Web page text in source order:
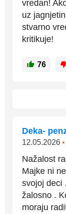
vredan!
uz
stvarno
kritikuje!
76
Deka-
12.05.2026 •
Nažalost
Majke ni
svojoj deci
žalosno .
moraju